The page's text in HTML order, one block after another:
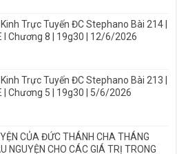
Trực Tuyến ĐC Stephano Bài 214 |
I Chương 8 | 19g30 | 12/6/2026
Trực Tuyến ĐC Stephano Bài 213 |
| Chương 5 | 19g30 | 5/6/2026
CỦA ĐỨC THÁNH CHA THÁNG
NGUYỆN CHO CÁC GIÁ TRỊ TRONG